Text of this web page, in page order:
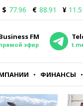
$ 77.96 € 88.91 ¥
FM
эфир
ФИНАНСЫ